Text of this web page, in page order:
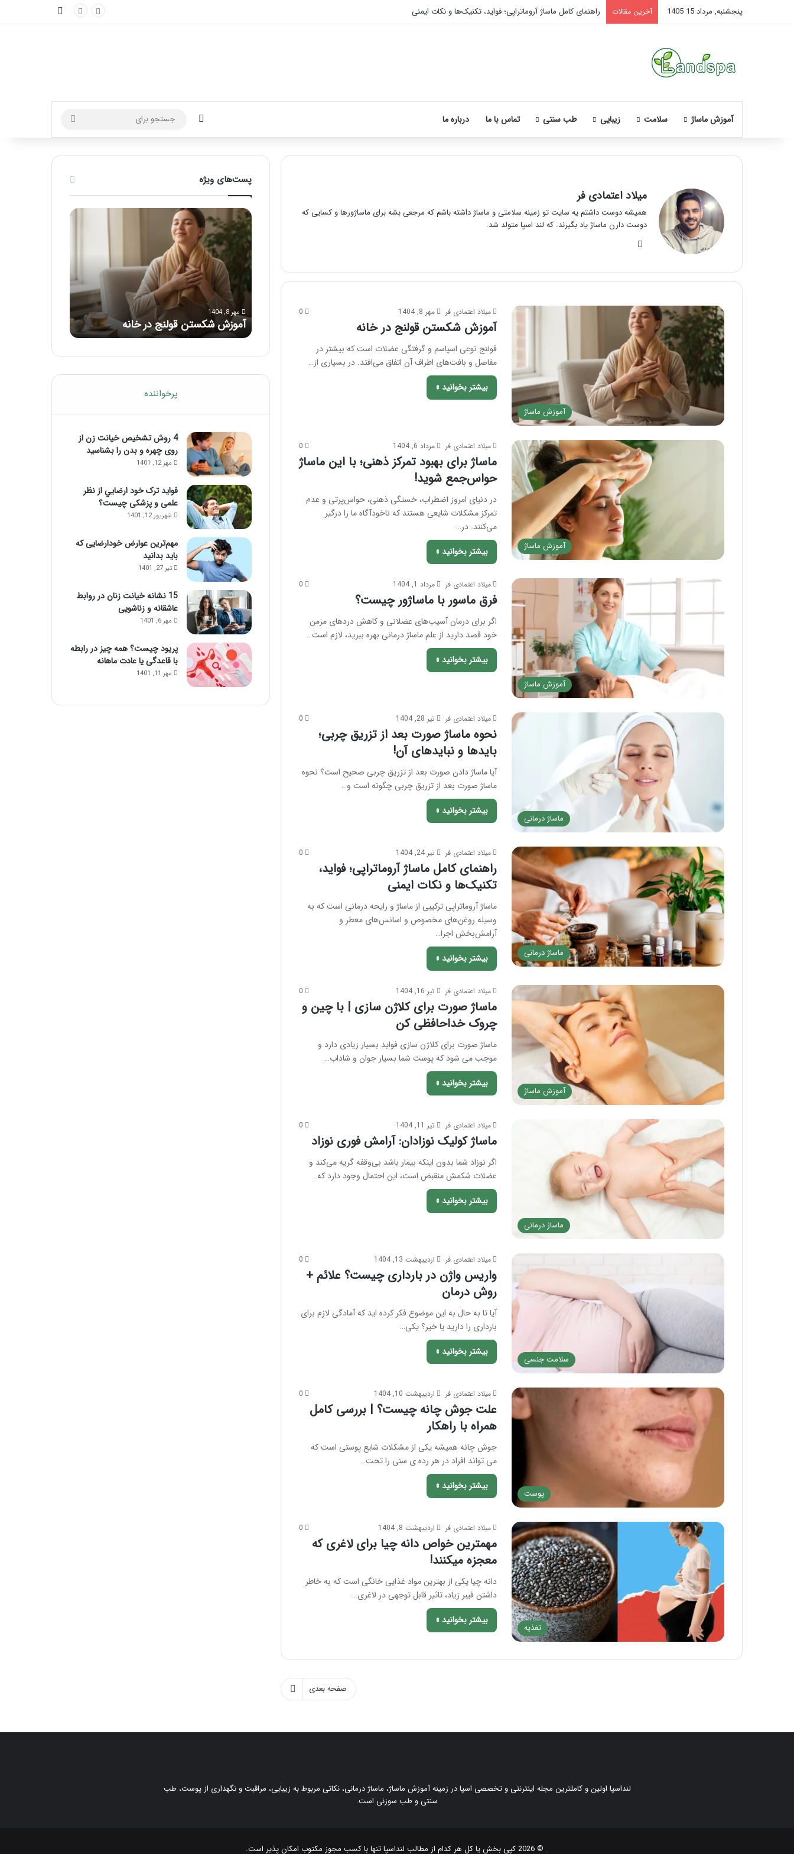
پنجشنبه, مرداد 15 1405 آخرین مقالات راهنمای کامل ماساژ آروماتراپی؛ فواید، تکنیک‌ها و نکات ایمنی
آموزش ماساژ سلامت زیبایی طب سنتی تماس با ما درباره ما تغییر پوسته
برای
میلاد اعتمادی فر
همیشه دوست داشتم یه سایت تو زمینه سلامتی و ماساژ داشته باشم که مرجعی بشه برای ماساژورها و کسایی که
دوست دارن ماساژ یاد بگیرند. که لند اسپا متولد شد.
ت
آموزش ماساژ
میلاد اعتمادی فر مهر 8, 1404 0
آموزش شکستن قولنج در خانه
قولنج نوعی اسپاسم و گرفتگی عضلات است که بیشتر در
مفاصل و بافت‌های اطراف آن اتفاق می‌افتد. در بسیاری از…
بیشتر بخوانید »
آموزش ماساژ
میلاد اعتمادی فر مرداد 6, 1404 0
ماساژ برای بهبود تمرکز ذهنی؛ با این ماساژ
حواس‌جمع شوید!
در دنیای امروز اضطراب، خستگی ذهنی، حواس‌پرتی و عدم
تمرکز مشکلات شایعی هستند که ناخودآگاه ما را درگیر
می‌کنند. در…
بیشتر بخوانید »
آموزش ماساژ
میلاد اعتمادی فر مرداد 1, 1404 0
فرق ماسور با ماساژور چیست؟
اگر برای درمان آسیب‌های عضلانی و کاهش دردهای مزمن
خود قصد دارید از علم ماساژ درمانی بهره ببرید، لازم است…
بیشتر بخوانید »
ماساژ درمانی
میلاد اعتمادی فر تیر 28, 1404 0
نحوه ماساژ صورت بعد از تزریق چربی؛
بایدها و نبایدهای آن!
آیا ماساژ دادن صورت بعد از تزریق چربی صحیح است؟ نحوه
ماساژ صورت بعد از تزریق چربی چگونه است و…
بیشتر بخوانید »
ماساژ درمانی
میلاد اعتمادی فر تیر 24, 1404 0
راهنمای کامل ماساژ آروماتراپی؛ فواید،
تکنیک‌ها و نکات ایمنی
ماساژ آروماتراپی ترکیبی از ماساژ و رایحه درمانی است که به
وسیله روغن‌های مخصوص و اسانس‌های معطر و
آرامش‌بخش اجرا…
بیشتر بخوانید »
آموزش ماساژ
میلاد اعتمادی فر تیر 16, 1404 0
ماساژ صورت برای کلاژن سازی | با چین و
چروک خداحافظی کن
ماساژ صورت برای کلاژن سازی فواید بسیار زیادی دارد و
موجب می شود که پوست شما بسیار جوان و شاداب…
بیشتر بخوانید »
ماساژ درمانی
میلاد اعتمادی فر تیر 11, 1404 0
ماساژ کولیک نوزادان: آرامش فوری نوزاد
اگر نوزاد شما بدون اینکه بیمار باشد بی‌وقفه گریه می‌کند و
عضلات شکمش منقبض است، این احتمال وجود دارد که…
بیشتر بخوانید »
سلامت جنسی
میلاد اعتمادی فر اردیبهشت 13, 1404 0
واریس واژن در بارداری چیست؟ علائم +
روش درمان
آیا تا به حال به این موضوع فکر کرده اید که آمادگی لازم برای
بارداری را دارید یا خیر؟ یکی…
بیشتر بخوانید »
پوست
میلاد اعتمادی فر اردیبهشت 10, 1404 0
علت جوش چانه چیست؟ | بررسی کامل
همراه با راهکار
جوش چانه همیشه یکی از مشکلات شایع پوستی است که
می تواند افراد در هر رده ی سنی را تحت…
بیشتر بخوانید »
تغذیه
میلاد اعتمادی فر اردیبهشت 8, 1404 0
مهمترین خواص دانه چیا برای لاغری که
معجزه میکنند!
دانه چیا یکی از بهترین مواد غذایی خانگی است که به خاطر
داشتن فیبر زیاد، تاثیر قابل توجهی در لاغری…
بیشتر بخوانید »
صفحه بعدی
پست‌های ویژه
ن
ا
ژ
ص
ر
ت
ب
ع
د
ز
ر
ی
چ
ر
ی
؛
ب
ی
د
ا
و
ن
ب
ا
ا
ی
آ
ن
!
نحوه ماساژ صورت بعد از تزریق چربی؛
بایدها و نبایدهای آن!
آموزش شکستن قولنج در خانه
ر
ا
ی
ب
ه
د
ر
ز
ذ
ی
ا
ی
س
و
ا
مرداد 6, 1404
ماساژ برای بهبود
ماساژ حواس‌جمع
پرخواننده
4 روش تشخیص خیانت زن از
روی چهره و بدن را بشناسید
مهر 12, 1401
فواید ترک خود ارضايي از نظر
علمی و پزشکی چیست؟
شهریور 12, 1401
مهم‌ترین عوارض خودارضایی که
باید بدانید
تیر 27, 1401
15 نشانه خیانت زنان در روابط
عاشقانه و زناشویی
مهر 6, 1401
پریود چیست؟ همه چیز در رابطه
با قاعدگی یا عادت ماهانه
مهر 11, 1401
لنداسپا اولین و کاملترین مجله اینترنتی و تخصصی اسپا در زمینه آموزش ماساژ، ماساژ درمانی، نکاتی مربوط به زیبایی، مراقبت و نگهداری از پوست، طب
سنتی و طب سوزنی است.
© 2026 کپی بخش یا کل هر کدام از مطالب لنداسپاتنها با کسب مجوز مکتوب امکان پذیر است.